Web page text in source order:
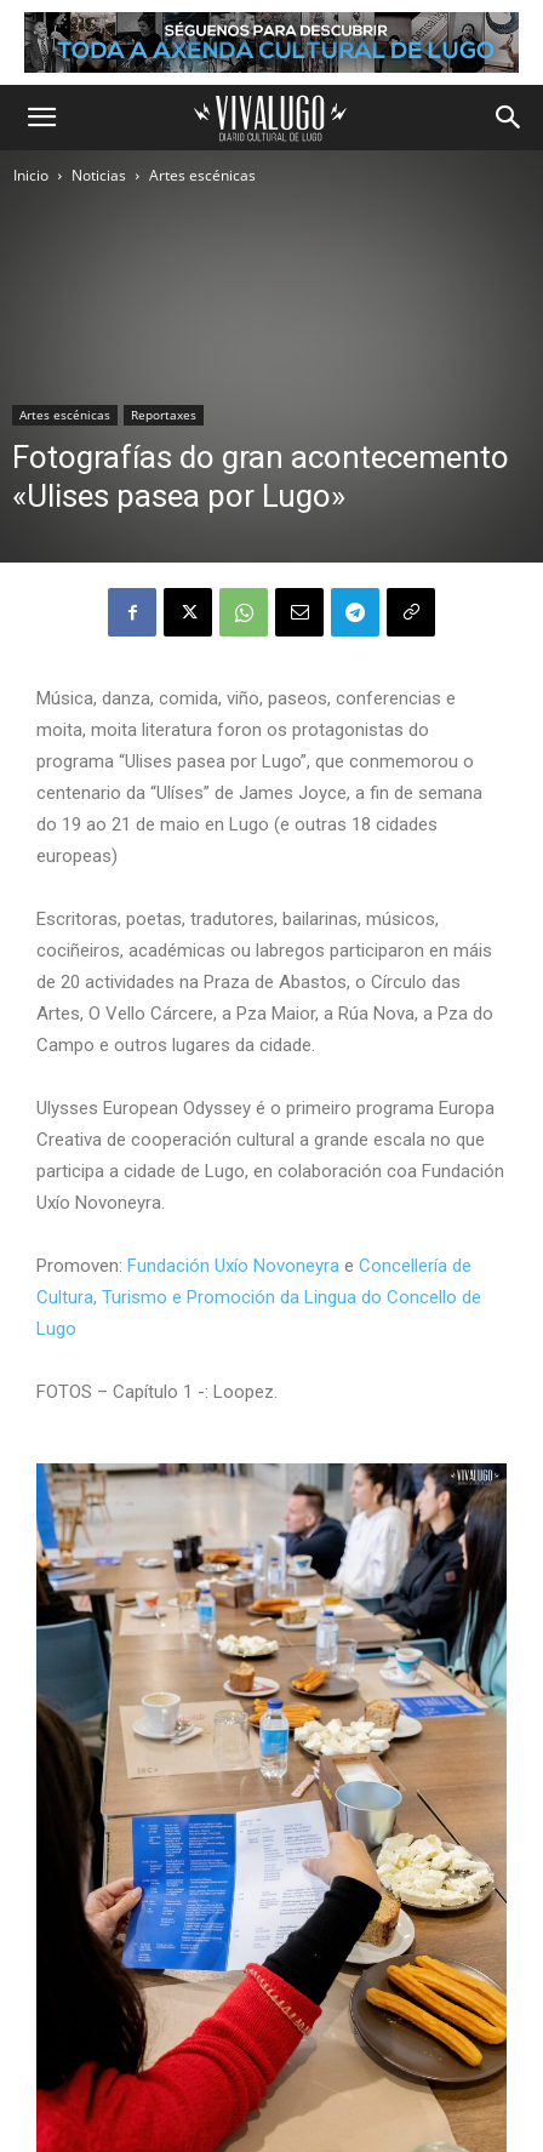
Inicio Noticias Artes escénicas
Artes escénicas Reportaxes
Fotografías do gran acontecemento
«Ulises pasea por Lugo»
Música, danza, comida, viño, paseos, conferencias e
moita, moita literatura foron os protagonistas do
programa “Ulises pasea por Lugo”, que conmemorou o
centenario da “Ulíses” de James Joyce, a fin de semana
do 19 ao 21 de maio en Lugo (e outras 18 cidades
europeas)
Escritoras, poetas, tradutores, bailarinas, músicos,
cociñeiros, académicas ou labregos participaron en máis
de 20 actividades na Praza de Abastos, o Círculo das
Artes, O Vello Cárcere, a Pza Maior, a Rúa Nova, a Pza do
Campo e outros lugares da cidade.
Ulysses European Odyssey é o primeiro programa Europa
Creativa de cooperación cultural a grande escala no que
participa a cidade de Lugo, en colaboración coa Fundación
Uxío Novoneyra.
Promoven: Fundación Uxío Novoneyra e Concellería de
Cultura, Turismo e Promoción da Lingua do Concello de
Lugo
FOTOS – Capítulo 1 -: Loopez.